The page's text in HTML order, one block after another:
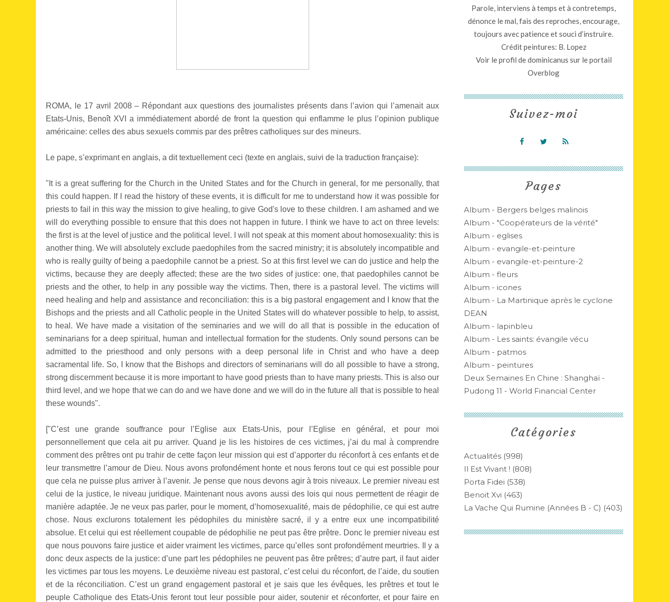
ROMA, le 17 avril 2008 – Répondant aux questions des journalistes présents dans l’avion qui l’amenait aux
Etats-Unis, Benoît XVI a immédiatement abordé de front la question qui enflamme le plus l’opinion publique
américaine: celles des abus sexuels commis par des prêtres catholiques sur des mineurs.
Le pape, s’exprimant en anglais, a dit textuellement ceci (texte en anglais, suivi de la traduction française):
"It is a great suffering for the Church in the United States and for the Church in general, for me personally, that
this could happen. If I read the history of these events, it is difficult for me to understand how it was possible for
priests to fail in this way the mission to give healing, to give God's love to these children. I am ashamed and we
will do everything possible to ensure that this does not happen in future. I think we have to act on three levels:
the first is at the level of justice and the political level. I will not speak at this moment about homosexuality: this is
another thing. We will absolutely exclude paedophiles from the sacred ministry; it is absolutely incompatible and
who is really guilty of being a paedophile cannot be a priest. So at this first level we can do justice and help the
victims, because they are deeply affected; these are the two sides of justice: one, that paedophiles cannot be
priests and the other, to help in any possible way the victims. Then, there is a pastoral level. The victims will
need healing and help and assistance and reconciliation: this is a big pastoral engagement and I know that the
Bishops and the priests and all Catholic people in the United States will do whatever possible to help, to assist,
to heal. We have made a visitation of the seminaries and we will do all that is possible in the education of
seminarians for a deep spiritual, human and intellectual formation for the students. Only sound persons can be
admitted to the priesthood and only persons with a deep personal life in Christ and who have a deep
sacramental life. So, I know that the Bishops and directors of seminarians will do all possible to have a strong,
strong discernment because it is more important to have good priests than to have many priests. This is also our
third level, and we hope that we can do and we have done and we will do in the future all that is possible to heal
these wounds".
["C’est une grande souffrance pour l’Eglise aux Etats-Unis, pour l’Eglise en général, et pour moi
personnellement que cela ait pu arriver. Quand je lis les histoires de ces victimes, j’ai du mal à comprendre
comment des prêtres ont pu trahir de cette façon leur mission qui est d’apporter du réconfort à ces enfants et de
leur transmettre l’amour de Dieu. Nous avons profondément honte et nous ferons tout ce qui est possible pour
que cela ne puisse plus arriver à l’avenir. Je pense que nous devons agir à trois niveaux. Le premier niveau est
celui de la justice, le niveau juridique. Maintenant nous avons aussi des lois qui nous permettent de réagir de
manière adaptée. Je ne veux pas parler, pour le moment, d’homosexualité, mais de pédophilie, ce qui est autre
chose. Nous exclurons totalement les pédophiles du ministère sacré, il y a entre eux une incompatibilité
absolue. Et celui qui est réellement coupable de pédophilie ne peut pas être prêtre. Donc le premier niveau est
que nous pouvons faire justice et aider vraiment les victimes, parce qu’elles sont profondément meurtries. Il y a
donc deux aspects de la justice: d’une part les pédophiles ne peuvent pas être prêtres; d’autre part, il faut aider
les victimes par tous les moyens. Le deuxième niveau est pastoral, c’est celui du réconfort, de l’aide, du soutien
et de la réconciliation. C’est un grand engagement pastoral et je sais que les évêques, les prêtres et tout le
peuple Catholique des Etats-Unis feront tout leur possible pour aider, soutenir et réconforter, et pour faire en
Catégories
Actualités (998)
Il Est Vivant ! (808)
Porta Fidei (538)
Benoit Xvi (463)
La Vache Qui Rumine (années B - C) (403)
Pages
Album - Bergers belges malinois
Album - "Coopérateurs de la vérité"
Album - eglises
Album - evangile-et-peinture
Album - evangile-et-peinture-2
Album - fleurs
Album - icones
Album - La Martinique après le cyclone
DEAN
Album - lapinbleu
Album - Les saints: évangile vécu
Album - patmos
Album - peintures
Deux Semaines En Chine : Shanghaï -
Pudong 11 - World Financial Center
Parole, interviens à temps et à contretemps,
dénonce le mal, fais des reproches, encourage,
toujours avec patience et souci d’instruire.
Crédit peintures: B. Lopez
Voir le profil dedominicanus sur le portail
Overblog
Suivez-moi